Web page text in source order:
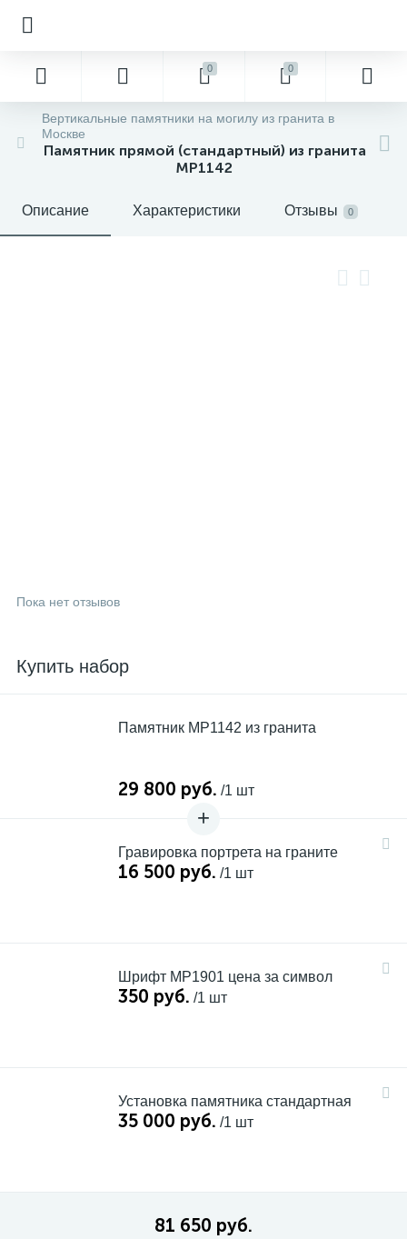
0 0
Вертикальные памятники на могилу из гранита в
Москве
Памятник прямой (стандартный) из гранита
MP1142
Описание Характеристики Отзывы 0
Пока нет отзывов
Купить набор
Памятник MP1142 из гранита
29 800 руб. /1 шт
Гравировка портрета на граните
16 500 руб. /1 шт
Шрифт MP1901 цена за символ
350 руб. /1 шт
Установка памятника стандартная
35 000 руб. /1 шт
81 650 руб.